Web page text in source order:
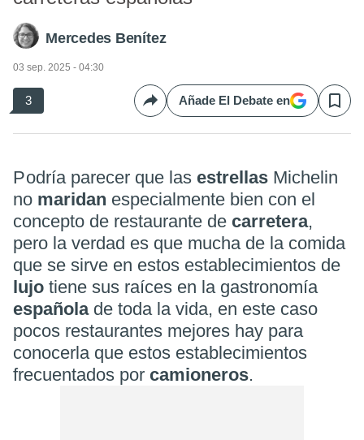
Mercedes Benítez
03 sep. 2025 - 04:30
3 CompartirAñade El Debate en Save
Podría parecer que las estrellas Michelin
no maridan especialmente bien con el
concepto de restaurante de carretera,
pero la verdad es que mucha de la comida
que se sirve en estos establecimientos de
lujo tiene sus raíces en la gastronomía
española de toda la vida, en este caso
pocos restaurantes mejores hay para
conocerla que estos establecimientos
frecuentados por camioneros.